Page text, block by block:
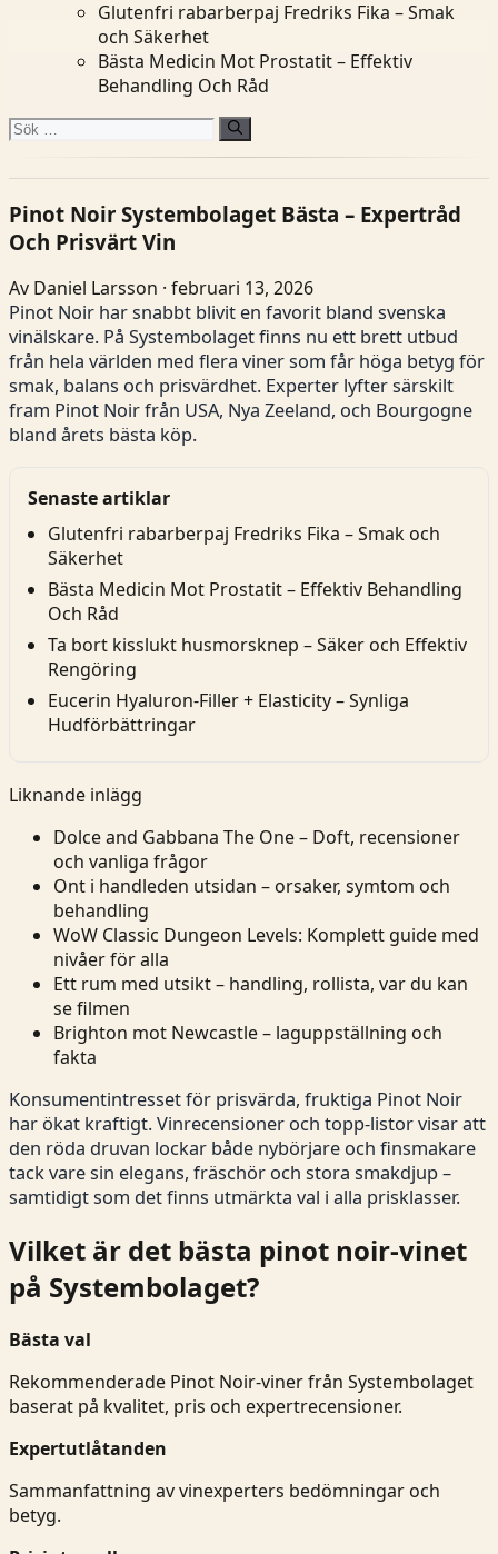
Glutenfri rabarberpaj Fredriks Fika – Smak
och Säkerhet
Bästa Medicin Mot Prostatit – Effektiv
Behandling Och Råd
Sök
Pinot Noir Systembolaget Bästa – Expertråd
Och Prisvärt Vin
Av Daniel Larsson · februari 13, 2026
Pinot Noir har snabbt blivit en favorit bland svenska
vinälskare. På Systembolaget finns nu ett brett utbud
från hela världen med flera viner som får höga betyg för
smak, balans och prisvärdhet. Experter lyfter särskilt
fram Pinot Noir från USA, Nya Zeeland, och Bourgogne
bland årets bästa köp.
Senaste artiklar
Glutenfri rabarberpaj Fredriks Fika – Smak och
Säkerhet
Bästa Medicin Mot Prostatit – Effektiv Behandling
Och Råd
Ta bort kisslukt husmorsknep – Säker och Effektiv
Rengöring
Eucerin Hyaluron-Filler + Elasticity – Synliga
Hudförbättringar
Liknande inlägg
Dolce and Gabbana The One – Doft, recensioner
och vanliga frågor
Ont i handleden utsidan – orsaker, symtom och
behandling
WoW Classic Dungeon Levels: Komplett guide med
nivåer för alla
Ett rum med utsikt – handling, rollista, var du kan
se filmen
Brighton mot Newcastle – laguppställning och
fakta
Konsumentintresset för prisvärda, fruktiga Pinot Noir
har ökat kraftigt. Vinrecensioner och topp-listor visar att
den röda druvan lockar både nybörjare och finsmakare
tack vare sin elegans, fräschör och stora smakdjup –
samtidigt som det finns utmärkta val i alla prisklasser.
Vilket är det bästa pinot noir-vinet
på Systembolaget?
Bästa val
Rekommenderade Pinot Noir-viner från Systembolaget
baserat på kvalitet, pris och expertrecensioner.
Expertutlåtanden
Sammanfattning av vinexperters bedömningar och
betyg.